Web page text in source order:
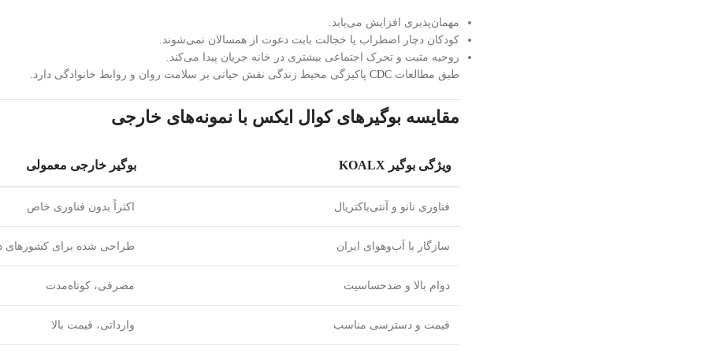
مهمان‌پذیری افزایش می‌یابد.
کودکان دچار اضطراب یا خجالت بابت دعوت از همسالان نمی‌شوند.
روحیه مثبت و تحرک اجتماعی بیشتری در خانه جریان پیدا می‌کند.
طبق مطالعات CDCپاکیزگی محیط زندگی نقش حیاتی بر سلامت روان و روابط خانوادگی دارد.
مقایسه بوگیرهای کوال ایکس با نمونه‌های خارجی
ویژگی بوگیر KOALX بوگیر خارجی معمولی
فناوری نانو و آنتی‌باکتریال اکثراً بدون فناوری خاص
سازگار با آب‌وهوای ایران طراحی شده برای کشورهای
دوام بالا و ضدحساسیت مصرفی، کوتاه‌مدت
قیمت و دسترسی مناسب وارداتی، قیمت بالا